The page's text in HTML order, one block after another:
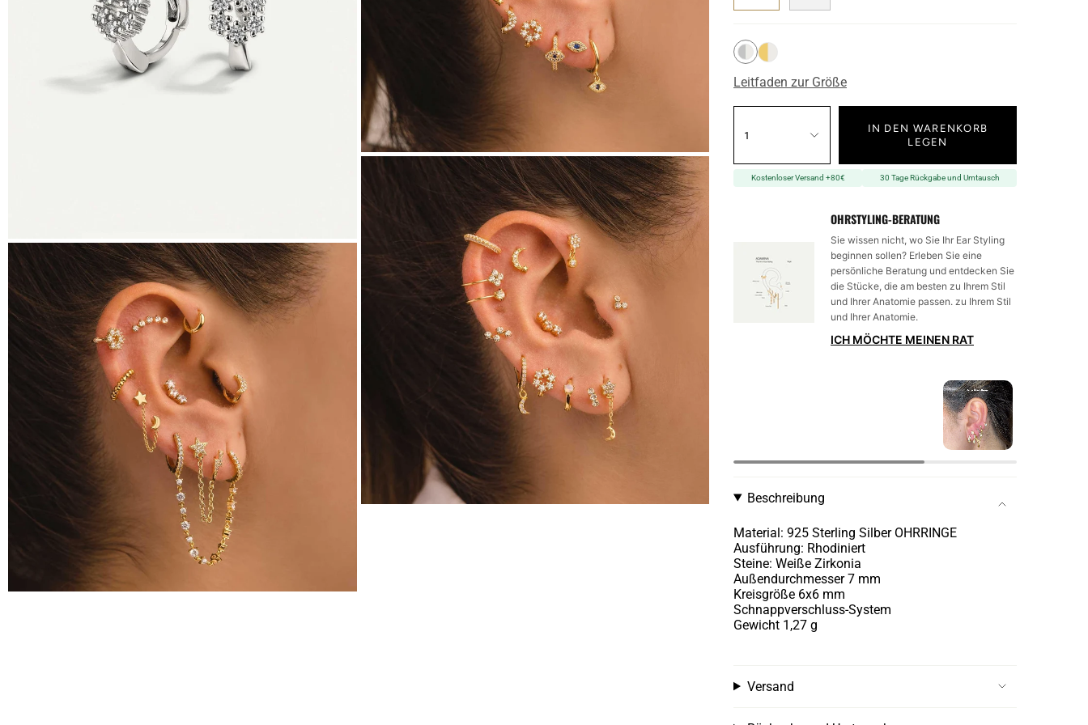
Leitfaden zur Größe
1
IN DEN WARENKORB
LEGEN
Kostenloser Versand +80€ 30 Tage Rückgabe und Umtausch
OHRSTYLING-BERATUNG
Sie wissen nicht, wo Sie Ihr Ear Styling
beginnen sollen? Erleben Sie eine
persönliche Beratung und entdecken Sie
die Stücke, die am besten zu Ihrem Stil
und Ihrer Anatomie passen. zu Ihrem Stil
und Ihrer Anatomie.
ICH MÖCHTE MEINEN RAT
Beschreibung
Material: 925 Sterling Silber OHRRINGE
Ausführung: Rhodiniert
Steine: Weiße Zirkonia
Außendurchmesser 7 mm
Kreisgröße 6x6 mm
Schnappverschluss-System
Gewicht 1,27 g
Versand